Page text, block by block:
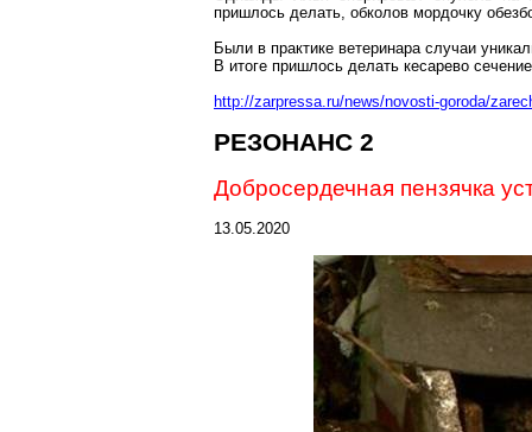
пришлось делать, обколов мордочку
Были в практике ветеринара случаи
В итоге пришлось делать кесарево
http://zarpressa.ru/news/novosti-goroda/
РЕЗОНАНС 2
Добросердечная пензячка
13.05.2020